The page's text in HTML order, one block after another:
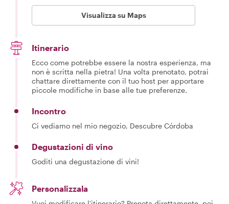
Visualizza su Maps
Itinerario
Ecco come potrebbe essere la nostra esperienza, ma
non è scritta nella pietra! Una volta prenotato, potrai
chattare direttamente con il tuo host per apportare
piccole modifiche in base alle tue preferenze.
Incontro
Ci vediamo nel mio negozio, Descubre Córdoba
Degustazioni di vino
Goditi una degustazione di vini!
Personalizzala